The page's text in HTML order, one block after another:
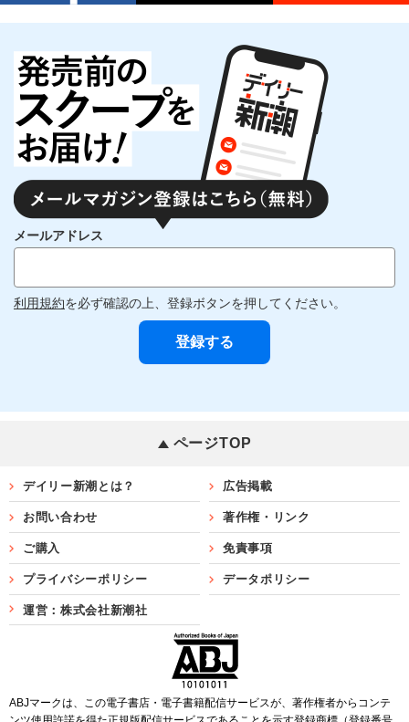
メールアドレス
利用規約を必ず確認の上、登録ボタンを押してください。
ページTOP
デイリー新潮とは？ 広告掲載
お問い合わせ 著作権・リンク
ご購入 免責事項
プライバシーポリシー データポリシー
運営：株式会社新潮社
ABJマークは、この電子書店・電子書籍配信サービスが、著作権者からコンテ